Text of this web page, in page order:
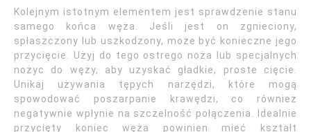
Kolejnym istotnym elementem jest sprawdzenie stanu
samego końca węża. Jeśli jest on zgnieciony,
spłaszczony lub uszkodzony, może być konieczne jego
przycięcie. Użyj do tego ostrego noża lub specjalnych
nożyc do węży, aby uzyskać gładkie, proste cięcie.
Unikaj używania tępych narzędzi, które mogą
spowodować poszarpanie krawędzi, co również
negatywnie wpłynie na szczelność połączenia. Idealnie
przycięty koniec węża powinien mieć kształt